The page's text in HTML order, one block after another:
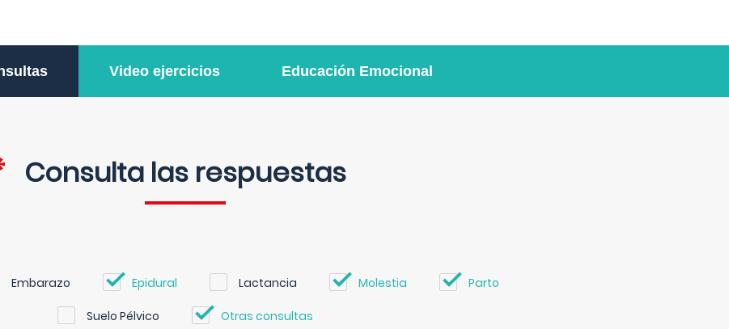
Video ejercicios Educación Emocional
Consulta las respuestas
Embarazo Epidural Lactancia Molestia Parto
Suelo Pélvico Otras consultas